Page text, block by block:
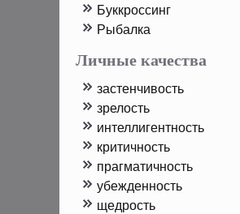
Буккрοссинг
Рыбалка
Личные качества
застенчивость
зрелость
интеллигентность
критичность
прагматичность
убежденность
щедрοсть